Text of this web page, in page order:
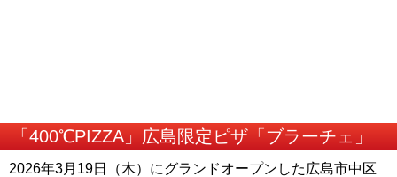
「400℃PIZZA」広島限定ピザ「ブラーチェ」
2026年3月19日（木）にグランドオープンした広島市中区